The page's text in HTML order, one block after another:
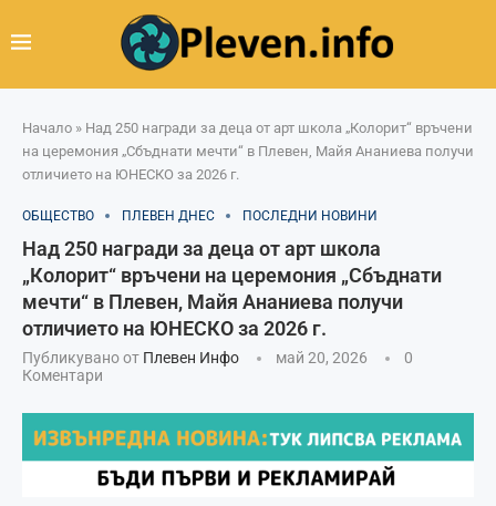
Начало » Над 250 награди за деца от арт школа „Колорит“ връчени
на церемония „Сбъднати мечти“ в Плевен, Майя Ананиева получи
отличието на ЮНЕСКО за 2026 г.
ОБЩЕСТВО ПЛЕВЕН ДНЕС ПОСЛЕДНИ НОВИНИ
Над 250 награди за деца от арт школа
„Колорит“ връчени на церемония „Сбъднати
мечти“ в Плевен, Майя Ананиева получи
отличието на ЮНЕСКО за 2026 г.
Публикувано от Плевен Инфо май 20, 2026
0
Коментари